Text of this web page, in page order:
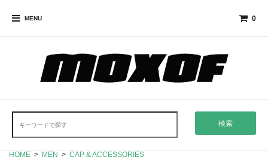
MENU 0
検索
HOME > MEN > CAP & ACCESSORIES